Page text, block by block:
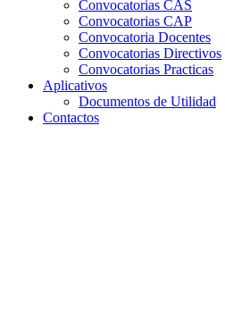
Convocatorias CAS
Convocatorias CAP
Convocatoria Docentes
Convocatorias Directivos
Convocatorias Practicas
Aplicativos
Documentos de Utilidad
Contactos